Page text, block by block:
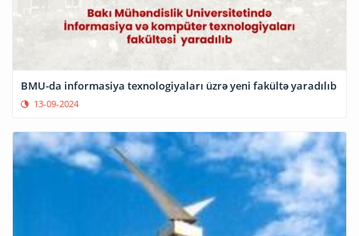
BMU-da informasiya texnologiyaları üzrə yeni fakültə yaradılıb
13-09-2024